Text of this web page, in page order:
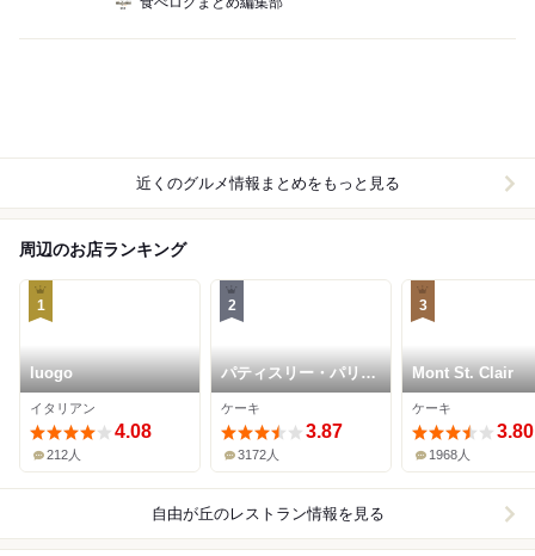
近くのグルメ情報まとめをもっと見る
周辺のお店ランキング
1
luogo
イタリアン
4.08
212人
2
パティスリー・パリセ
ヴェイユ
ケーキ
3.87
3172人
3
Mont St. Clair
ケーキ
3.80
1968人
自由が丘のレストラン情報を見る